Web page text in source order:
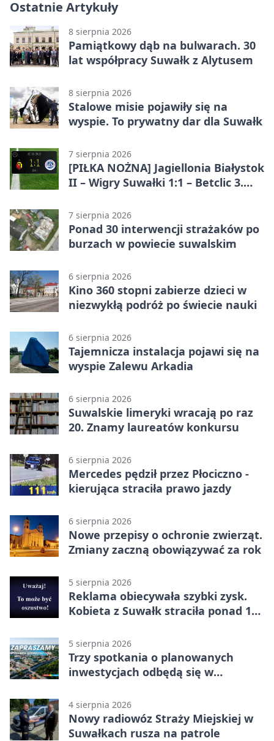
Ostatnie Artykuły
8 sierpnia 2026
Pamiątkowy dąb na bulwarach. 30
lat współpracy Suwałk z Alytusem
8 sierpnia 2026
Stalowe misie pojawiły się na
wyspie. To prywatny dar dla Suwałk
7 sierpnia 2026
[PIŁKA NOŻNA] Jagiellonia Białystok
II – Wigry Suwałki 1:1 – Betclic 3.
7 sierpnia 2026
Ponad 30 interwencji strażaków po
burzach w powiecie suwalskim
6 sierpnia 2026
Kino 360 stopni zabierze dzieci w
niezwykłą podróż po świecie nauki
6 sierpnia 2026
Tajemnicza instalacja pojawi się na
wyspie Zalewu Arkadia
6 sierpnia 2026
Suwalskie limeryki wracają po raz
20. Znamy laureatów konkursu
6 sierpnia 2026
Mercedes pędził przez Płociczno -
kierująca straciła prawo jazdy
6 sierpnia 2026
Nowe przepisy o ochronie zwierząt.
Zmiany zaczną obowiązywać za rok
5 sierpnia 2026
Reklama obiecywała szybki zysk.
Kobieta z Suwałk straciła ponad 190
5 sierpnia 2026
Trzy spotkania o planowanych
inwestycjach odbędą się w
4 sierpnia 2026
Nowy radiowóz Straży Miejskiej w
Suwałkach rusza na patrole